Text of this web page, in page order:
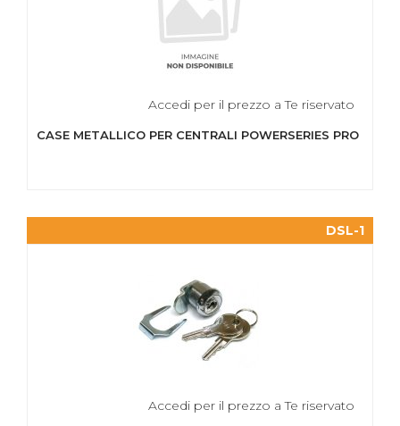
Accedi per il prezzo a Te riservato
CASE METALLICO PER CENTRALI POWERSERIES PRO
DSL-1
Accedi per il prezzo a Te riservato